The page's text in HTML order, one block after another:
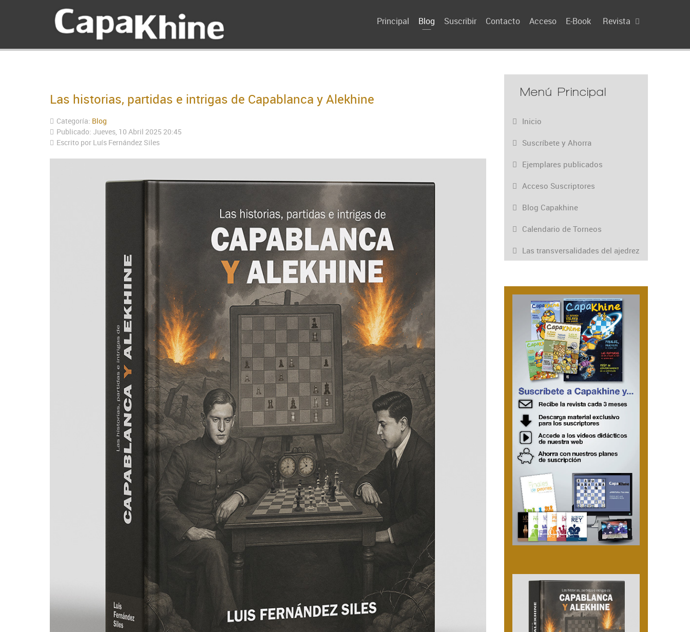
Principal Blog Suscribir Contacto Acceso E-Book Revista
Las historias, partidas e intrigas de Capablanca y Alekhine
Categoría: Blog
Publicado: Jueves, 10 Abril 2025 20:45
Escrito por Luís Fernández Siles
Menú Principal
Inicio
Suscríbete y Ahorra
Ejemplares publicados
Acceso Suscriptores
Blog Capakhine
Calendario de Torneos
Las transversalidades del ajedrez